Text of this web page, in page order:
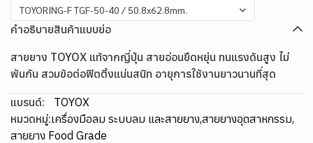
TOYORING-F TGF-50-40 / 50.8x62.8mm.
คำอธิบายสินค้าแบบย่อ
สายยาง TOYOX แท้จากญี่ปุ่น สายอ่อนยืดหยุ่น ทนแรงดันสูง ไม่
พันกัน สวมข้อต่อฟิตติ้งแน่นสนิท อายุการใช้งานยาวนานที่สุด
แบรนด์:
TOYOX
หมวดหมู่:เครื่องมือลม ระบบลม และสายยาง,สายยางอุตสาหกรรม,
สายยาง Food Grade